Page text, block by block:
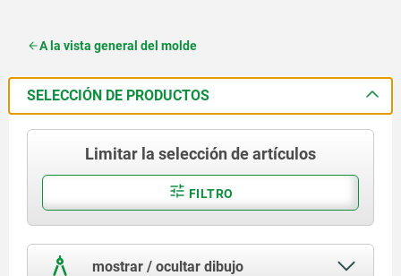
A la vista general del molde
SELECCIÓN DE PRODUCTOS
Limitar la selección de artículos
FILTRO
mostrar / ocultar dibujo